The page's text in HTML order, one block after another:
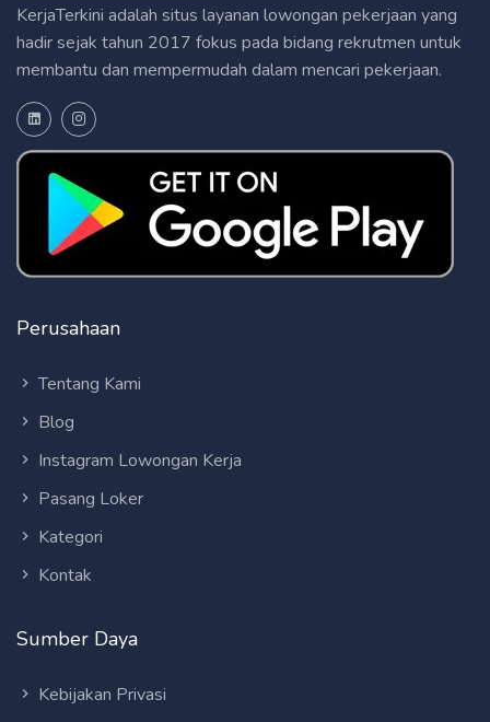
KerjaTerkini adalah situs layanan lowongan pekerjaan yang
hadir sejak tahun 2017 fokus pada bidang rekrutmen untuk
membantu dan mempermudah dalam mencari pekerjaan.
Perusahaan
Tentang Kami
Blog
Instagram Lowongan Kerja
Pasang Loker
Kategori
Kontak
Sumber Daya
Kebijakan Privasi